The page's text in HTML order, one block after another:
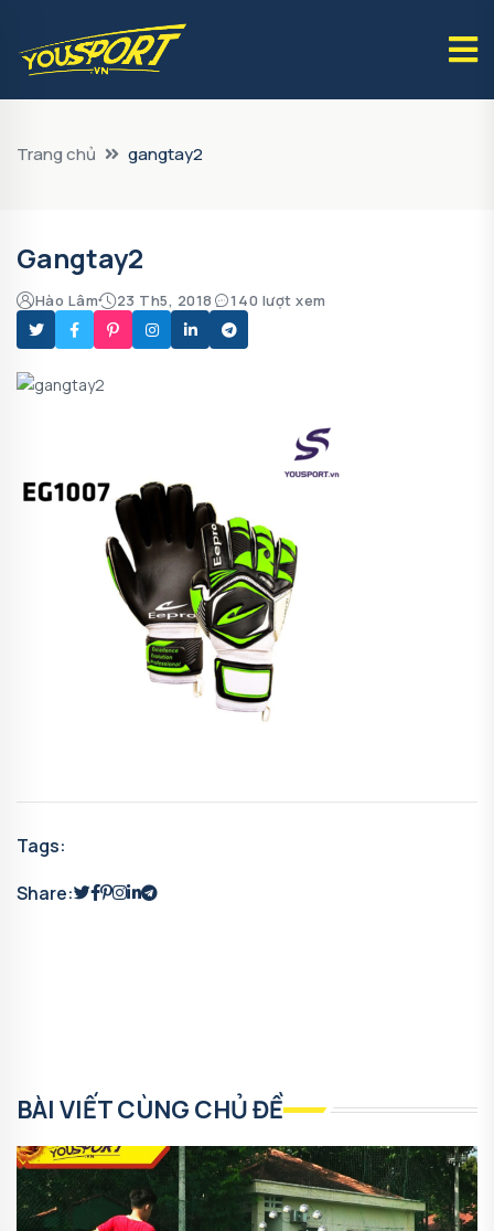
Trang chủ gangtay2
Gangtay2
Hào Lâm 23 Th5, 2018 140 lượt xem
Tags:
Share:
BÀI VIẾT CÙNG CHỦ ĐỀ